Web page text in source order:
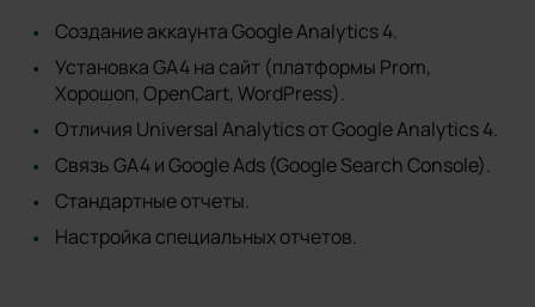
Создание аккаунта Google Analytics 4.
Установка GA4 на сайт (платформы Prom,
Хорошоп, OpenCart, WordPress).
Отличия Universal Analytics от Google Analytics 4.
Связь GA4 и Google Ads (Google Search Console).
Стандартные отчеты.
Настройка специальных отчетов.